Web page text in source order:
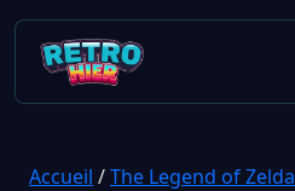
Accueil /The Legend of Zelda